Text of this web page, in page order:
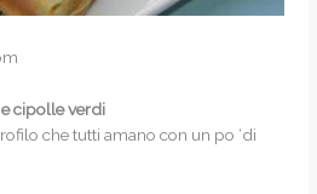
cipolle verdi
che tutti amano con un po ‘di